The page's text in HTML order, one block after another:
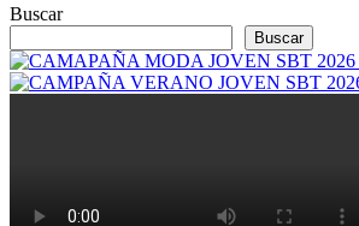
Buscar
Buscar